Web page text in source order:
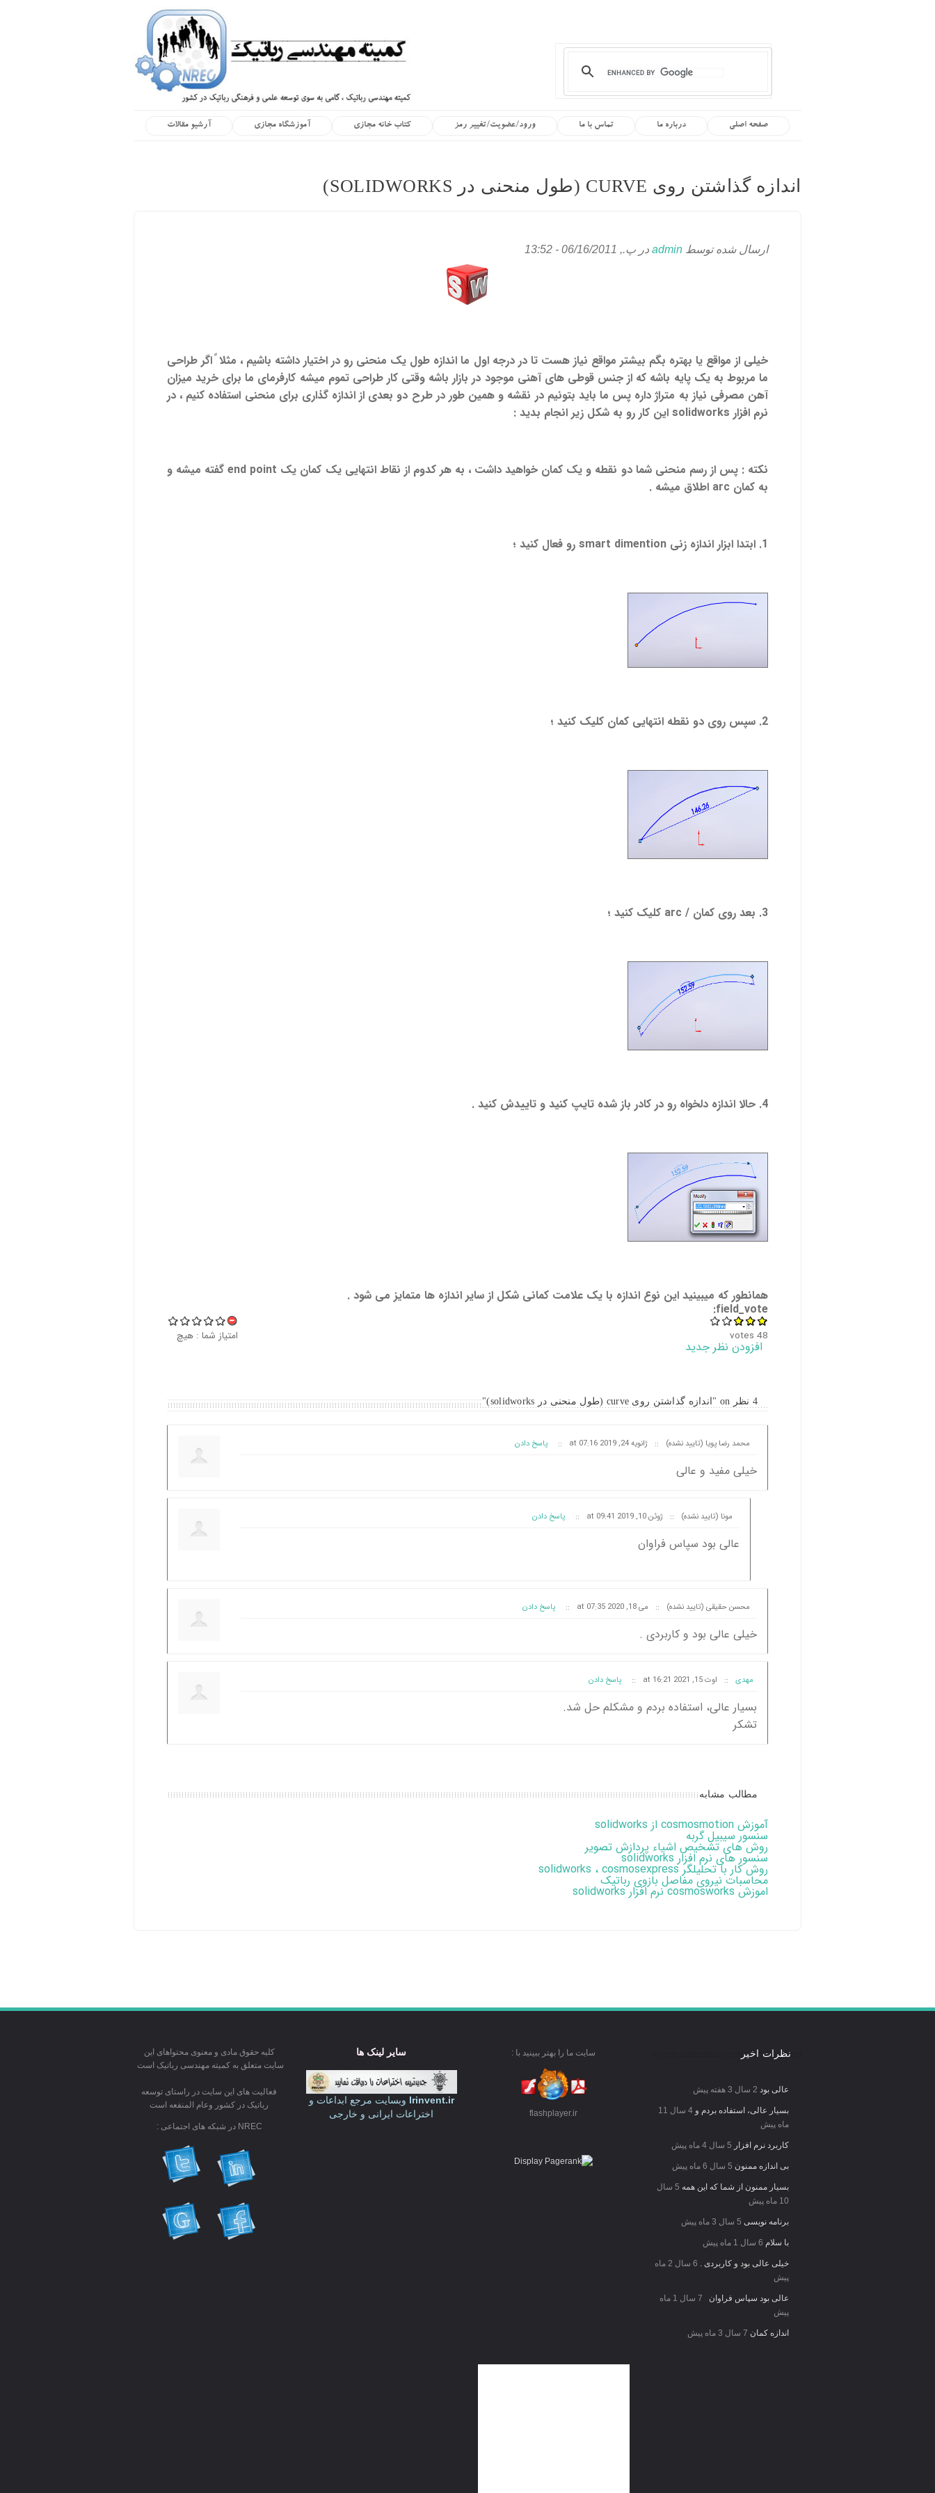
آرشیو مقالات آموزشگاه مجازی کتاب خانه مجازی ورود/عضویت/تغییر رمز تماس با ما درباره ما صفحه اصلی
اندازه گذاشتن روی CURVE (طول منحنی در SOLIDWORKS)
ارسال شده توسط admin در پ., 06/16/2011 - 13:52
خیلی از مواقع یا بهتره بگم بیشتر مواقع نیاز هست تا در درجه اول ما اندازه طول یک منحنی رو در اختیار داشته باشیم ، مثلا ً اگر طراحی
ما مربوط به یک پایه باشه که از جنس قوطی های آهنی موجود در بازار باشه وقتی کار طراحی تموم میشه کارفرمای ما برای خرید میزان
آهن مصرفی نیاز به متراژ داره پس ما باید بتونیم در نقشه و همین طور در طرح دو بعدی از اندازه گذاری برای منحنی استفاده کنیم ، در
نرم افزار solidworks این کار رو به شکل زیر انجام بدید :
نکته : پس از رسم منحنی شما دو نقطه و یک کمان خواهید داشت ، به هر کدوم از نقاط انتهایی یک کمان یک end point گفته میشه و
به کمان arc اطلاق میشه .
1. ابتدا ابزار اندازه زنی smart dimention رو فعال کنید ؛
2. سپس روی دو نقطه انتهایی کمان کلیک کنید ؛
3. بعد روی کمان / arc کلیک کنید ؛
4. حالا اندازه دلخواه رو در کادر باز شده تایپ کنید و تاییدش کنید .
همانطور که میبینید این نوع اندازه با یک علامت کمانی شکل از سایر اندازه ها متمایز می شود .
field_vote:
امتیاز شما : هیچ 48
افزودن نظر جدید
4 نظر on "اندازه گذاشتن روی curve (طول منحنی در solidworks)"
محمد رضا پویا (تایید نشده) :: ژانویه 24, 2019 at 07:16 :: پاسخ دادن
خیلی مفید و عالی
مونا (تایید نشده) :: ژوئن 10, 2019 at 09:41 :: پاسخ دادن
عالی بود سپاس فراوان
محسن حقیقی (تایید نشده) :: می 18, 2020 at 07:35 :: پاسخ دادن
خیلی عالی بود و کاربردی .
مهدی :: اوت 15, 2021 at 16:21 :: پاسخ دادن
بسیار عالی، استفاده بردم و مشکلم حل شد‌.
تشکر
مطالب مشابه
آموزش cosmosmotion از solidworks
سنسور سیبیل گربه
روش های تشخیص اشیاء پردازش تصویر
سنسور های نرم افزار solidworks
روش کار با تحلیلگر solidworks ، cosmosexpress
محاسبات نیروی مفاصل بازوی رباتیک
اموزش cosmosworks نرم افزار solidworks
کلیه حقوق مادی و معنوی محتواهای این
سایت متعلق به کمیته مهندسی رباتیک است
فعالیت های این سایت در راستای توسعه
رباتیک در کشور وعام المنفعه است
NREC در شبکه های اجتماعی :
سایر لینک ها
Irinvent.ir وبسایت مرجع ابداعات و
اختراعات ایرانی و خارجی
سایت ما را بهتر ببینید با :
flashplayer.ir
نظرات اخیر
عالی بود 2 سال 3 هفته پیش
بسیار عالی، استفاده بردم و
4 سال 11
ماه پیش
کاربرد نرم افزار 5 سال 4 ماه پیش
بی اندازه ممنون 5 سال 6 ماه پیش
بسیار ممنون از شما که این همه
5 سال
10 ماه پیش
برنامه نویسی 5 سال 3 ماه پیش
با سلام 6 سال 1 ماه پیش
خیلی عالی بود و کاربردی .
6 سال 2 ماه
پیش
عالی بود سپاس فراوان
7 سال 1 ماه
پیش
اندازه کمان 7 سال 3 ماه پیش